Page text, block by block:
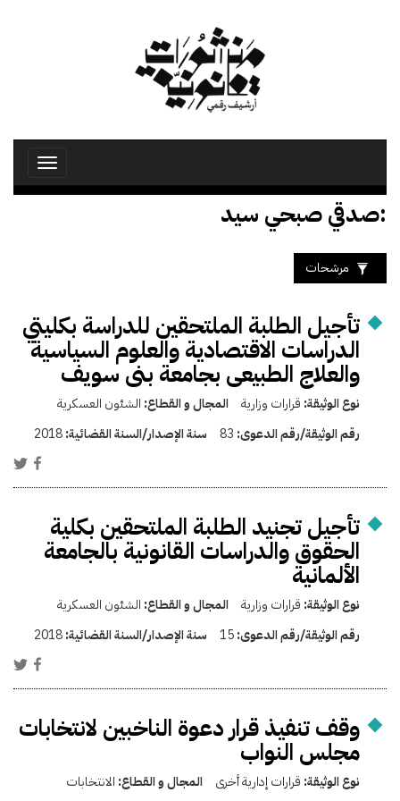
Toggle
:صدقي صبحي سيد
مرشحات
تأجيل الطلبة الملتحقين للدراسة بكليتي
الدراسات الاقتصادية والعلوم السياسية
والعلاج الطبيعى بجامعة بنى سويف
نوع الوثيقة: قرارات وزارية المجال و القطاع: الشئون العسكرية
رقم الوثيقة/رقم الدعوى: 83 سنة الإصدار/السنة القضائية:2018
تأجيل تجنيد الطلبة الملتحقين بكلية
الحقوق والدراسات القانونية بالجامعة
الألمانية
نوع الوثيقة: قرارات وزارية المجال و القطاع: الشئون العسكرية
رقم الوثيقة/رقم الدعوى:15 سنة الإصدار/السنة القضائية:2018
وقف تنفيذ قرار دعوة الناخبين لانتخابات
مجلس النواب
نوع الوثيقة: قرارات إدارية أخرى المجال و القطاع: الانتخابات